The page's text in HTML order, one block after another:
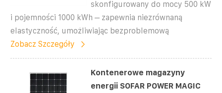
skonfigurowany do mocy 500 kW
i pojemności 1000 kWh – zapewnia niezrównaną
elastyczność, umożliwiając bezproblemową
Zobacz Szczegóły
Kontenerowe magazyny
energii SOFAR POWER MAGIC